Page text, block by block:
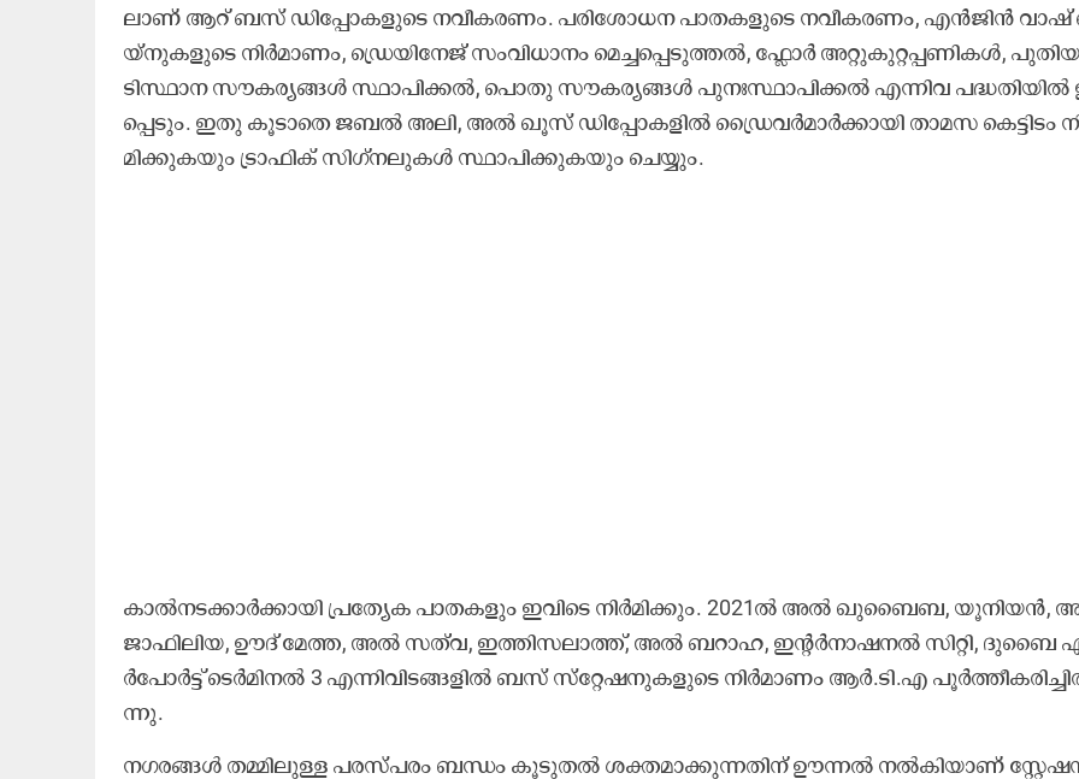
ലാ​ണ്​ ആ​റ്​ ബ​സ്​ ഡി​പ്പോ​ക​ളു​ടെ ന​വീ​ക​ര​ണം. പ​രി​ശോ​ധ​ന പാ​ത​ക​ളു​ടെ ന​വീ​ക​ര​ണം, എ​ൻ​ജി​ൻ വാ​ഷ്
യ്‌​നു​ക​ളു​ടെ നി​ർ​മാ​ണം, ഡ്രെ​യി​നേ​ജ് സം​വി​ധാ​നം മെ​ച്ച​പ്പെ​ടു​ത്ത​ൽ, ഫ്ലോ​ർ അ​റ്റു​കു​റ്റ​പ്പ​ണി​ക​ൾ,
ടി​സ്ഥാ​ന സൗ​ക​ര്യ​ങ്ങ​ൾ സ്ഥാ​പി​ക്ക​ൽ, പൊ​തു സൗ​ക​ര്യ​ങ്ങ​ൾ പു​നഃ​സ്ഥാ​പി​ക്ക​ൽ എ​ന്നി​വ പ​ദ്ധ​തി​യി​ൽ
പ്പെ​ടും. ഇ​തു കൂ​ടാ​തെ ജ​ബ​ൽ അ​ലി, അ​ൽ ഖൂ​സ്​ ഡി​പ്പോ​ക​ളി​ൽ ഡ്രൈ​വ​ർ​മാ​ർ​ക്കാ​യി താ​മ​സ കെ​ട്ടി​ടം
മി​ക്കു​ക​യും ട്രാ​ഫി​ക്​ സി​ഗ്​​ന​ലു​ക​ൾ സ്ഥാ​പി​ക്കു​ക​യും ചെ​യ്യും.
കാ​ൽ​ന​ട​ക്കാ​ർ​ക്കാ​യി പ്ര​ത്യേ​ക പാ​ത​ക​ളും ഇ​വി​ടെ നി​ർ​മി​ക്കും. 2021ൽ ​അ​ൽ ഖു​ബൈ​ബ, യൂ​നി​യ​ൻ,
ജാ​ഫി​ലി​യ, ഊ​ദ്​ മേ​ത്ത, അ​ൽ സ​ത്​​വ, ഇ​ത്തി​സ​ലാ​ത്ത്, അ​ൽ ബ​റാ​ഹ, ഇ​ന്‍റ​ർ​നാ​ഷ​ന​ൽ സി​റ്റി, ദു​ബൈ
ർ​പോ​ർ​ട്ട്​ ടെ​ർ​മി​ന​ൽ 3 എ​ന്നി​വി​ട​ങ്ങ​ളി​ൽ ബ​സ്​ സ്​​റ്റേ​ഷ​നു​ക​ളു​ടെ നി​ർ​മാ​ണം ആ​ർ.​ടി.​എ
ന്നു.
ന​ഗ​ര​ങ്ങ​ൾ ത​മ്മി​ലു​ള്ള പ​ര​സ്പ​രം ബ​ന്ധം കൂ​ടു​ത​ൽ ശ​ക്ത​മാ​ക്കു​ന്ന​തി​ന്​ ഊ​ന്ന​ൽ ന​ൽ​കി​യാ​ണ്